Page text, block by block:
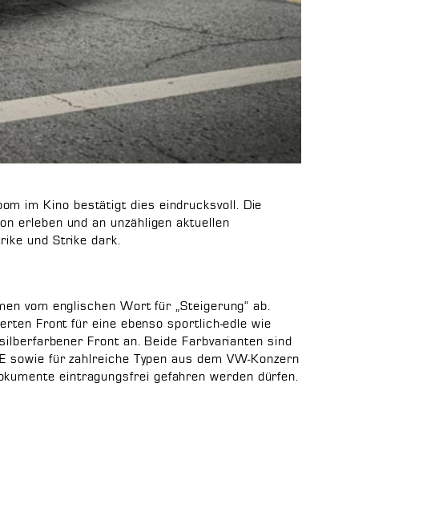
im Kino bestätigt dies eindrucksvoll. Die
erleben und an unzähligen aktuellen
und Strike dark.
vom englischen Wort für „Steigerung“ ab.
Front für eine ebenso sportlich-edle wie
Front an. Beide Farbvarianten sind
für zahlreiche Typen aus dem VW-Konzern
eintragungsfrei gefahren werden dürfen.